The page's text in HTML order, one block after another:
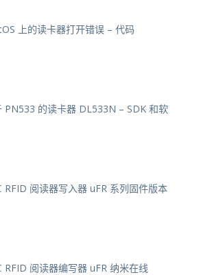
上的读卡器打开错误 – 代码
PN533 的读卡器 DL533N – SDK 和软
RFID 阅读器写入器 uFR 系列固件版本
RFID 阅读器编写器 uFR 纳米在线